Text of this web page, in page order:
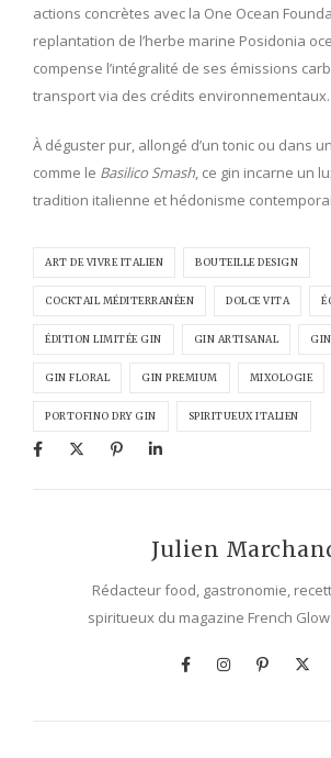
actions concrètes avec la One Ocean
replantation de l’herbe marine Posidonia
compense l’intégralité de ses émissions
transport via des crédits environnementaux.
À déguster pur, allongé d’un tonic ou dans
comme le Basilico Smash, ce gin incarne un
tradition italienne et hédonisme
ART DE VIVRE ITALIEN BOUTEILLE DESIGN
COCKTAIL MÉDITERRANÉEN DOLCE VITA
ÉDITION LIMITÉE GIN GIN ARTISANAL
GIN FLORAL GIN PREMIUM MIXOLOGIE
PORTOFINO DRY GIN SPIRITUEUX ITALIEN
Julien
Rédacteur food, gastronomie,
spiritueux du magazine French